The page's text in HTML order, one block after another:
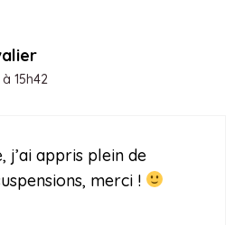
15h42
j’ai appris plein de
merci !